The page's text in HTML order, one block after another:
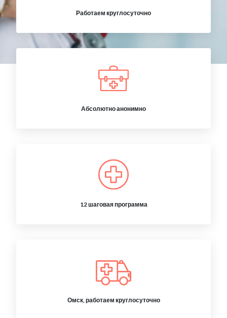
Работаем круглосуточно
Абсолютно анонимно
12 шаговая программа
Омск, работаем круглосуточно